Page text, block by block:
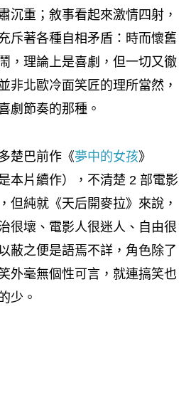
沉重；敘事看起來激情四射，
斥著各種自相矛盾：時而懷舊
，理論上是喜劇，但一切又徹
北歐冷面笑匠的理所當然，
劇節奏的那種。
楚巴前作《夢中的女孩》
本片續作），不清楚 2 部電影
但純就《天后開麥拉》來說，
很壞、電影人很迷人、自由很
蔽之便是語焉不詳，角色除了
外毫無個性可言，就連搞笑也
少。